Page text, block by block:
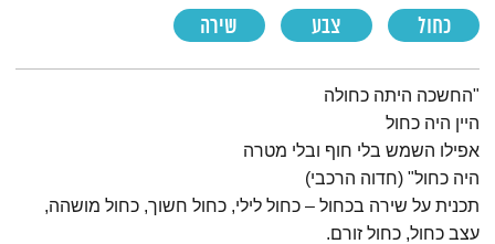
כחול צבע שירה
תמצית הפודקאסט
"החשכה היתה כחולה
היין היה כחול
אפילו השמש בלי חוף ובלי מטרה
היה כחול" (חדוה הרכבי)
תכנית על שירה בכחול – כחול לילי, כחול חשוך, כחול מושהה,
עצב כחול, כחול זורם.